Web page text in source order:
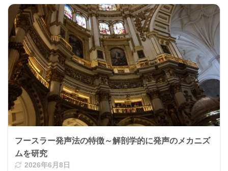
フースラー発声法の特徴～解剖学的に発声のメカニズ
ムを研究
2026年6月8日